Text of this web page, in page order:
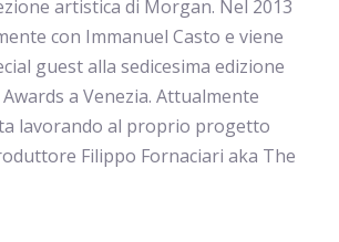
artistica di Morgan. Nel 2013
con Immanuel Casto e viene
guest alla sedicesima edizione
a Venezia. Attualmente
lavorando al proprio progetto
Filippo Fornaciari aka The